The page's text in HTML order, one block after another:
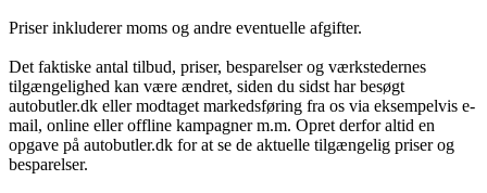
Priser inkluderer moms og andre eventuelle afgifter.
Det faktiske antal tilbud, priser, besparelser og værkstedernes
tilgængelighed kan være ændret, siden du sidst har besøgt
autobutler.dk eller modtaget markedsføring fra os via eksempelvis e-
mail, online eller offline kampagner m.m. Opret derfor altid en
opgave på autobutler.dk for at se de aktuelle tilgængelig priser og
besparelser.